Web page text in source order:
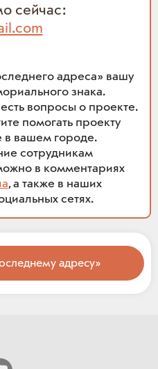
сейчас:
адреса» вашу
знака.
вопросы о проекте.
помогать проекту
в вашем городе.
сотрудникам
в комментариях
, а также в наших
сетях.
адресу»